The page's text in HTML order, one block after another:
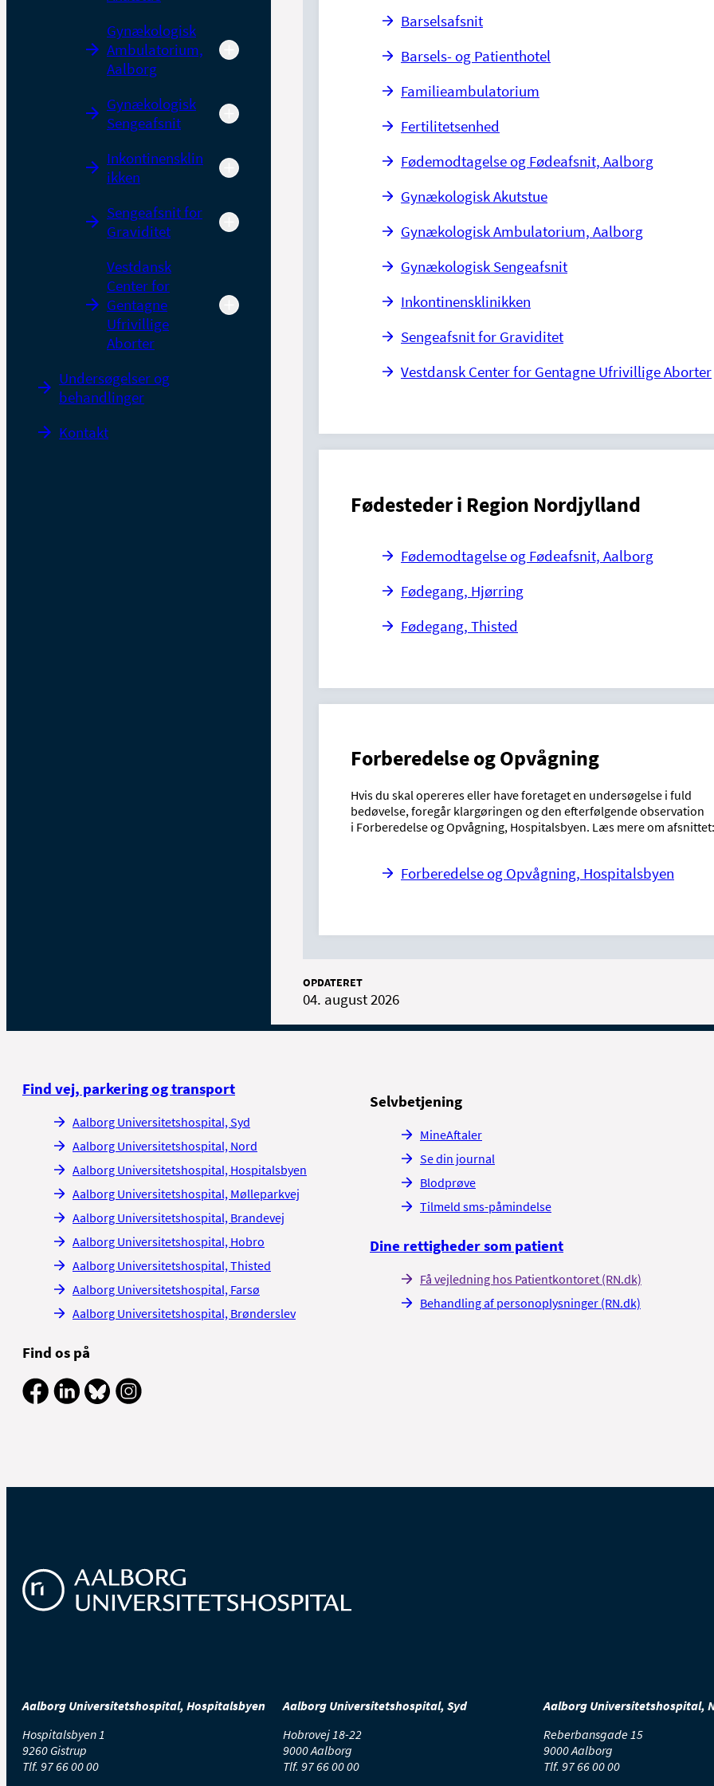
Gynækologisk
Ambulatorium,
Aalborg
Gynækologisk
Sengeafsnit
Inkontinensklin
ikken
Sengeafsnit for
Graviditet
Vestdansk
Center for
Gentagne
Ufrivillige
Aborter
Undersøgelser og
behandlinger
Kontakt
Barselsafsnit
Barsels- og Patienthotel
Familieambulatorium
Fertilitetsenhed
Fødemodtagelse og Fødeafsnit, Aalborg
Gynækologisk Akutstue
Gynækologisk Ambulatorium, Aalborg
Gynækologisk Sengeafsnit
Inkontinensklinikken
Sengeafsnit for Graviditet
Vestdansk Center for Gentagne Ufrivillige Aborter
Fødesteder i Region Nordjylland
Fødemodtagelse og Fødeafsnit, Aalborg
Fødegang, Hjørring
Fødegang, Thisted
Forberedelse og Opvågning
Hvis du skal opereres eller have foretaget en undersøgelse i fuld
bedøvelse, foregår klargøringen og den efterfølgende observation
i Forberedelse og Opvågning, Hospitalsbyen. Læs mere om afsnittet:
Forberedelse og Opvågning, Hospitalsbyen
OPDATERET
04. august 2026
Find vej, parkering og transport
Aalborg Universitetshospital, Syd
Aalborg Universitetshospital, Nord
Aalborg Universitetshospital, Hospitalsbyen
Aalborg Universitetshospital, Mølleparkvej
Aalborg Universitetshospital, Brandevej
Aalborg Universitetshospital, Hobro
Aalborg Universitetshospital, Thisted
Aalborg Universitetshospital, Farsø
Aalborg Universitetshospital, Brønderslev
Find os på
Selvbetjening
MineAftaler
Se din journal
Blodprøve
Tilmeld sms-påmindelse
Dine rettigheder som patient
Få vejledning hos Patientkontoret (RN.dk)
Behandling af personoplysninger (RN.dk)
Aalborg Universitetshospital, Hospitalsbyen
Hospitalsbyen 1
9260 Gistrup
Tlf. 97 66 00 00
Aalborg Universitetshospital, Syd
Hobrovej 18-22
9000 Aalborg
Tlf. 97 66 00 00
Aalborg Universitetshospital,
Reberbansgade 15
9000 Aalborg
Tlf. 97 66 00 00